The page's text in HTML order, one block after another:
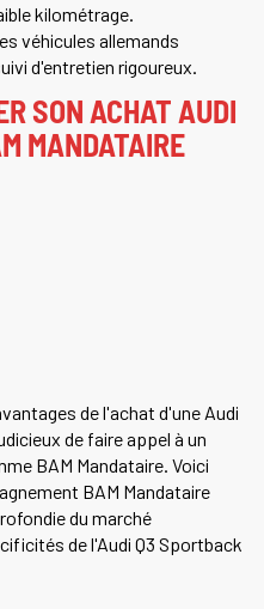
kilométrage.
véhicules allemands
d'entretien rigoureux.
SON ACHAT AUDI
MANDATAIRE
de l'achat d'une Audi
de faire appel à un
BAM Mandataire. Voici
BAM Mandataire
du marché
de l'Audi Q3 Sportback